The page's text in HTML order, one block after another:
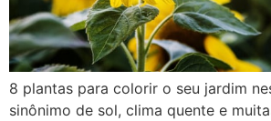
8 plantas para colorir o seu jardim
sinônimo de sol, clima quente e